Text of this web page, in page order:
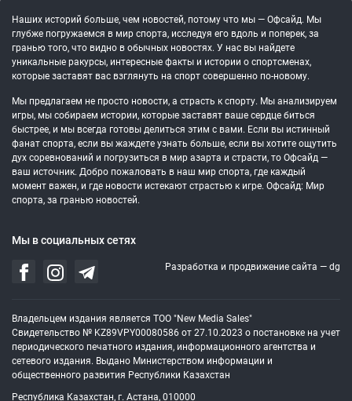
Наших историй больше, чем новостей, потому что мы — Офсайд. Мы
глубже погружаемся в мир спорта, исследуя его вдоль и поперек, за
гранью того, что видно в обычных новостях. У нас вы найдете
уникальные ракурсы, интересные факты и истории о спортсменах,
которые заставят вас взглянуть на спорт совершенно по-новому.
Мы предлагаем не просто новости, а страсть к спорту. Мы анализируем
игры, мы собираем истории, которые заставят ваше сердце биться
быстрее, и мы всегда готовы делиться этим с вами. Если вы истинный
фанат спорта, если вы жаждете узнать больше, если вы хотите ощутить
дух соревнований и погрузиться в мир азарта и страсти, то Офсайд —
ваш источник. Добро пожаловать в наш мир спорта, где каждый
момент важен, и где новости истекают страстью к игре. Офсайд: Мир
спорта, за гранью новостей.
Мы в социальных сетях
Разработка и продвижение сайта — dg
Владельцем издания является ТОО "New Media Sales"
Свидетельство № KZ89VPY00080586 от 27.10.2023 о постановке на учет
периодического печатного издания, информационного агентства и
сетевого издания. Выдано Министерством информации и
общественного развития Республики Казахстан
Республика Казахстан, г. Астана, 010000